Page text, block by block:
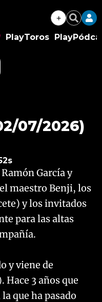
+ Buscar
PlayToros
07/2026)
García y
maestro Benji, los
y los invitados
para las altas
y viene de
Hace 3 años que
que ha pasado